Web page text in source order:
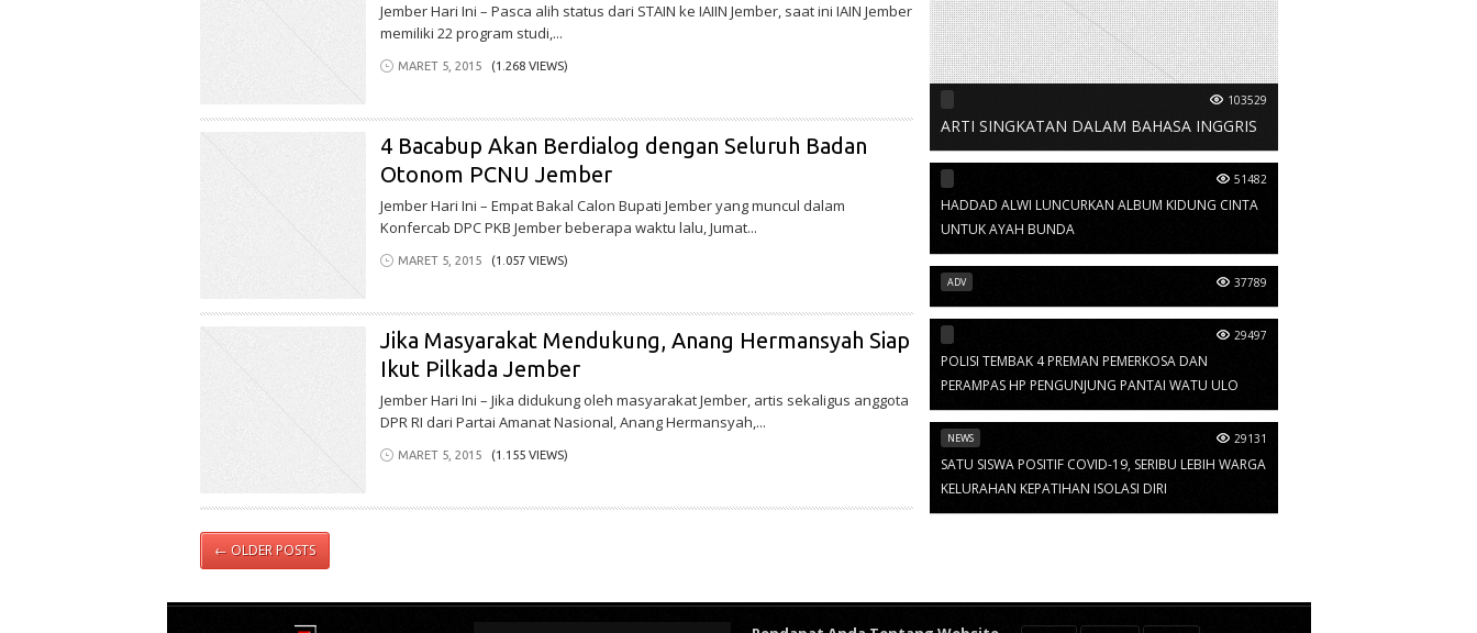
Jember Hari Ini – Pasca alih status dari STAIN ke IAIIN Jember, saat ini IAIN Jember
memiliki 22 program studi,...
MARET 5, 2015 (1.268 VIEWS)
4 Bacabup Akan Berdialog dengan Seluruh Badan
Otonom PCNU Jember
Jember Hari Ini – Empat Bakal Calon Bupati Jember yang muncul dalam
Konfercab DPC PKB Jember beberapa waktu lalu, Jumat...
MARET 5, 2015 (1.057 VIEWS)
Jika Masyarakat Mendukung, Anang Hermansyah Siap
Ikut Pilkada Jember
Jember Hari Ini – Jika didukung oleh masyarakat Jember, artis sekaligus anggota
DPR RI dari Partai Amanat Nasional, Anang Hermansyah,...
MARET 5, 2015 (1.155 VIEWS)
←OLDER POSTS
103529
ARTI SINGKATAN DALAM BAHASA INGGRIS
51482
HADDAD ALWI LUNCURKAN ALBUM KIDUNG CINTA
UNTUK AYAH BUNDA
ADV 37789
29497
POLISI TEMBAK 4 PREMAN PEMERKOSA DAN
PERAMPAS HP PENGUNJUNG PANTAI WATU ULO
NEWS 29131
SATU SISWA POSITIF COVID-19, SERIBU LEBIH WARGA
KELURAHAN KEPATIHAN ISOLASI DIRI